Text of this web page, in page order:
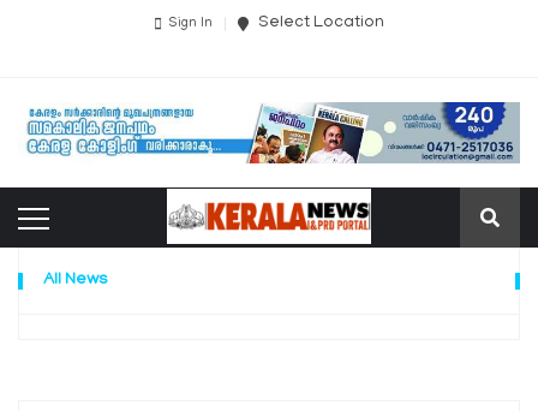
Sign In Select Location
All News